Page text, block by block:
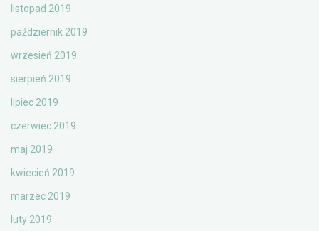
listopad 2019
październik 2019
wrzesień 2019
sierpień 2019
lipiec 2019
czerwiec 2019
maj 2019
kwiecień 2019
marzec 2019
luty 2019